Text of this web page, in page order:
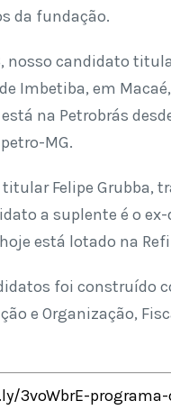
da fundação.
, nosso candidato
Imbetiba, em Macaé
á na Petrobrás
MG.
Felipe Grubba,
a suplente é o ex-
está lotado na
foi construído
e Organização,
3voWbrE-